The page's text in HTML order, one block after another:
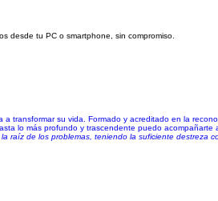
desde tu PC o smartphone, sin compromiso.
transformar su vida. Formado y acreditado en la
lo más profundo y trascendente puedo acompañarte
raíz de los problemas, teniendo la suficiente destreza